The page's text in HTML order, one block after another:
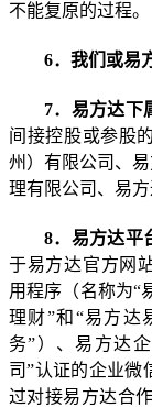
不能复原的过程。
6．我们或易
7．易方达下
间接控股或参股
州）有限公司、
理有限公司、易
8．易方达平
于易方达官方网
用程序（名称为“
理财”和 “易方达
务”）、易方达
司”认证的企业微
过对接易方达合